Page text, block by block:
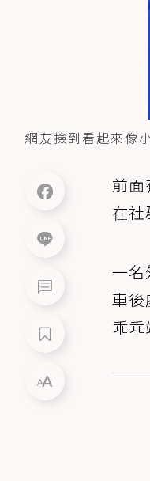
網友撿到看起來像
前
在
一名
車後
乖